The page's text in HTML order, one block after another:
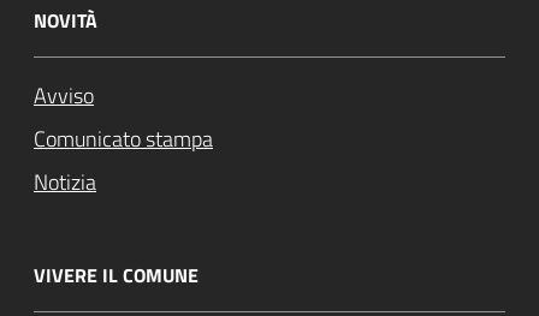
NOVITÀ
Avviso
Comunicato stampa
Notizia
VIVERE IL COMUNE